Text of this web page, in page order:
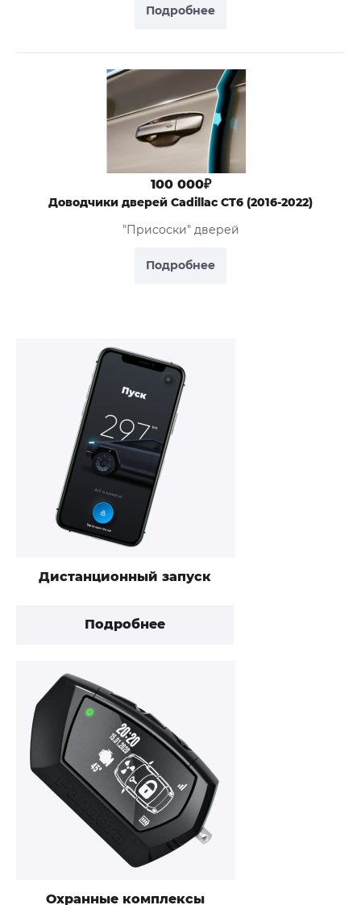
Подробнее
Подробнее
100 000₽
Доводчики дверей Cadillac CT6 (2016-2022)
"Присоски" дверей
Дистанционный запуск
Подробнее
Охранные комплексы